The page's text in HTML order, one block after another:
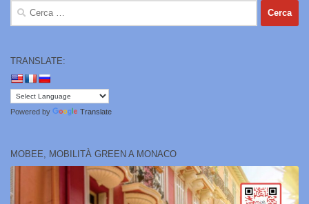
Ricerca
TRANSLATE:
Powered by Translate
MOBEE, MOBILITÀ GREEN A MONACO